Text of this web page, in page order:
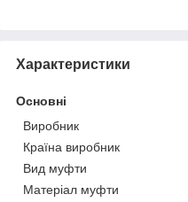
Характеристики
Основні
Виробник
Країна виробник
Вид муфти
Матеріал муфти